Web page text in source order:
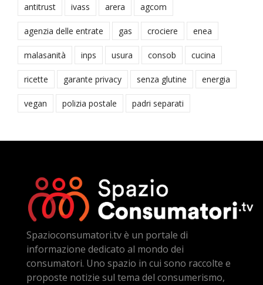
antitrust ivass arera agcom
agenzia delle entrate gas crociere enea
malasanità inps usura consob cucina
ricette garante privacy senza glutine energia
vegan polizia postale padri separati
Spazioconsumatori.tv è un portale di
informazione dedicato al mondo dei
consumatori. Uno spazio in cui sono raccolte e
proposte notizie sul tema del consumerismo,